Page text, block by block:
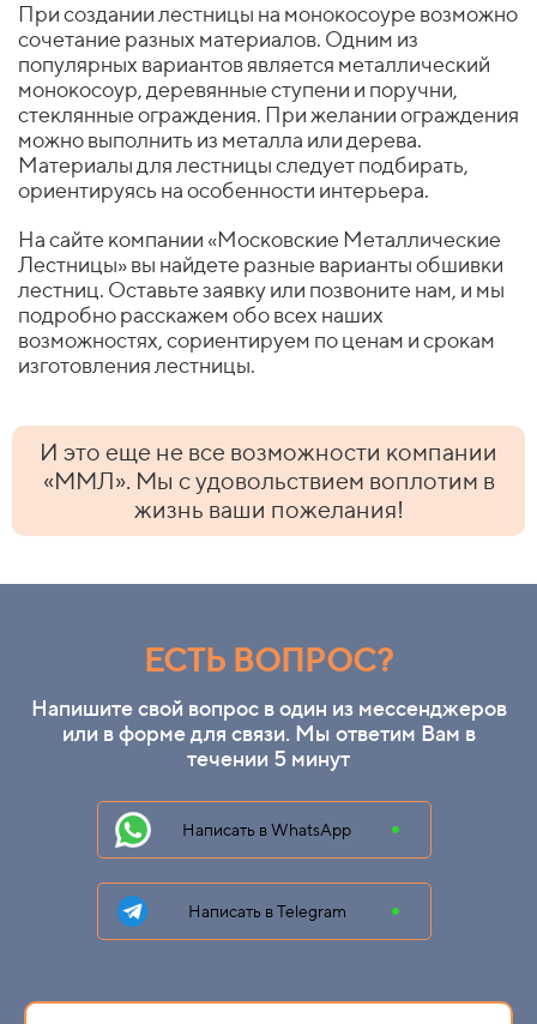
При создании лестницы на монокосоуре возможно
сочетание разных материалов. Одним из
популярных вариантов является металлический
монокосоур, деревянные ступени и поручни,
стеклянные ограждения. При желании ограждения
можно выполнить из металла или дерева.
Материалы для лестницы следует подбирать,
ориентируясь на особенности интерьера.
На сайте компании «Московские Металлические
Лестницы» вы найдете разные варианты обшивки
лестниц. Оставьте заявку или позвоните нам, и мы
подробно расскажем обо всех наших
возможностях, сориентируем по ценам и срокам
изготовления лестницы.
И это еще не все возможности компании
«ММЛ». Мы с удовольствием воплотим в
жизнь ваши пожелания!
ЕСТЬ ВОПРОС?
Напишите свой вопрос в один из мессенджеров
или в форме для связи. Мы ответим Вам в
течении 5 минут
Написать в WhatsApp
Написать в Telegram